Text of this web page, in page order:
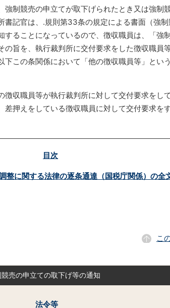
制競売の申立てが取下げられたとき又は強制
書記官は、.規則第33条の規定による書面（強
することになっているので、徴収職員は、「強
の旨を、執行裁判所に交付要求をした徴収職員
下この条関係において「他の徴収職員等」とい
徴収職員等が執行裁判所に対して交付要求をし
差押えをしている徴収職員に対して交付要求を
目次
整に関する法律の逐条通達（国税庁関係）の全
こ
売の申立ての取下げ等の通知
法令等